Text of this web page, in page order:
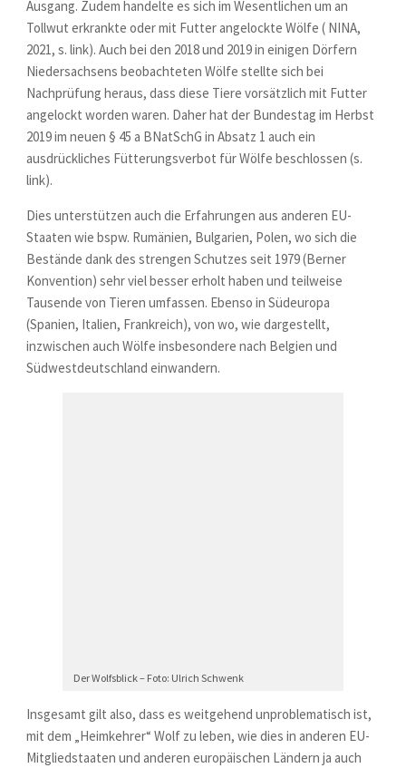
Ausgang. Zudem handelte es sich im Wesentlichen um an
Tollwut erkrankte oder mit Futter angelockte Wölfe ( NINA,
2021, s. link). Auch bei den 2018 und 2019 in einigen Dörfern
Niedersachsens beobachteten Wölfe stellte sich bei
Nachprüfung heraus, dass diese Tiere vorsätzlich mit Futter
angelockt worden waren. Daher hat der Bundestag im Herbst
2019 im neuen § 45 a BNatSchG in Absatz 1 auch ein
ausdrückliches Fütterungsverbot für Wölfe beschlossen (s.
link).
Dies unterstützen auch die Erfahrungen aus anderen EU-
Staaten wie bspw. Rumänien, Bulgarien, Polen, wo sich die
Bestände dank des strengen Schutzes seit 1979 (Berner
Konvention) sehr viel besser erholt haben und teilweise
Tausende von Tieren umfassen. Ebenso in Südeuropa
(Spanien, Italien, Frankreich), von wo, wie dargestellt,
inzwischen auch Wölfe insbesondere nach Belgien und
Südwestdeutschland einwandern.
Der Wolfsblick – Foto: Ulrich Schwenk
Insgesamt gilt also, dass es weitgehend unproblematisch ist,
mit dem „Heimkehrer“ Wolf zu leben, wie dies in anderen EU-
Mitgliedstaaten und anderen europäischen Ländern ja auch